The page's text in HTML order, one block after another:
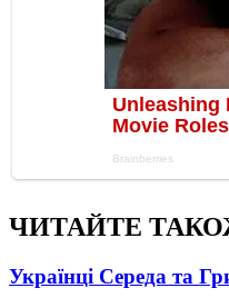
ЧИТАЙТЕ
Українці Середа та